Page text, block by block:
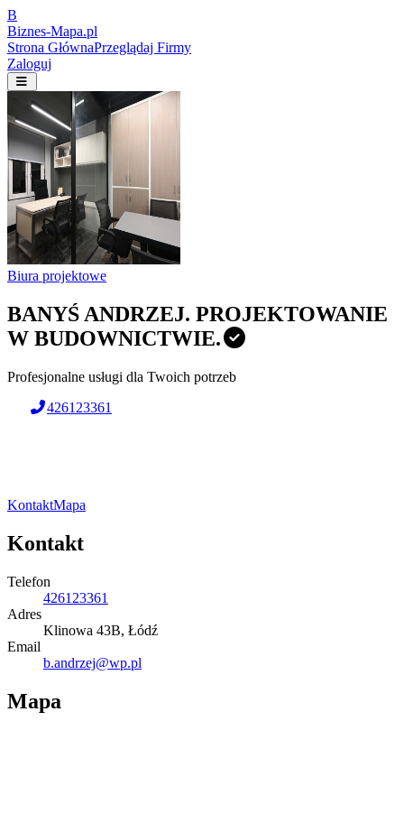
B
Biznes-Mapa.pl
Strona GłównaPrzeglądaj Firmy
Zaloguj
Biura projektowe
BANYŚ ANDRZEJ. PROJEKTOWANIE
W BUDOWNICTWIE.
Profesjonalne usługi dla Twoich potrzeb
426123361
KontaktMapa
Kontakt
Telefon
426123361
Adres
Klinowa 43B, Łódź
Email
b.andrzej@wp.pl
Mapa